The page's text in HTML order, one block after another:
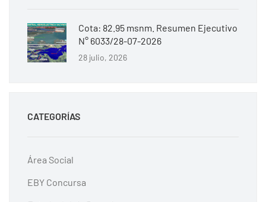
Cota: 82.95 msnm. Resumen Ejecutivo
N° 6033/28-07-2026
28 julio, 2026
CATEGORÍAS
Área Social
EBY Concursa